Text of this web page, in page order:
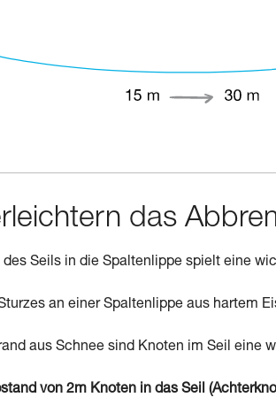
das
Seils in die Spaltenlippe spielt eine
an einer Spaltenlippe aus hartem
aus Schnee sind Knoten im Seil eine
von 2m Knoten in das Seil